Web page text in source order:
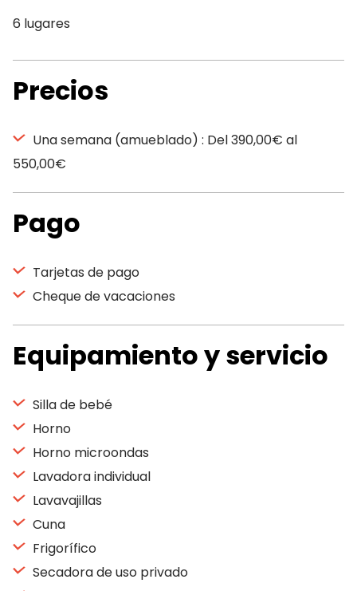
6 lugares
Precios
Una semana (amueblado) : Del 390,00€ al
550,00€
Pago
Tarjetas de pago
Cheque de vacaciones
Equipamiento y servicio
Silla de bebé
Horno
Horno microondas
Lavadora individual
Lavavajillas
Cuna
Frigorífico
Secadora de uso privado